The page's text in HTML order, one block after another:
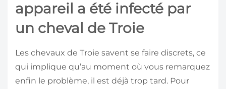
appareil a été infecté par
un cheval de Troie
Les chevaux de Troie savent se faire discrets, ce
qui implique qu’au moment où vous remarquez
enfin le problème, il est déjà trop tard. Pour